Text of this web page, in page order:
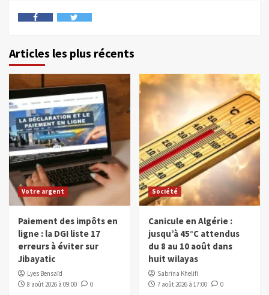
Articles les plus récents
Votre argent
Paiement des impôts en
ligne : la DGI liste 17
erreurs à éviter sur
Jibayatic
Lyes Bensaïd
8 août 2026 à 09:00
0
Société
Canicule en Algérie :
jusqu’à 45°C attendus
du 8 au 10 août dans
huit wilayas
Sabrina Khelifi
7 août 2026 à 17:00
0